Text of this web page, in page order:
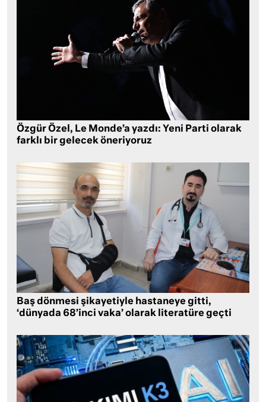
Özgür Özel, Le Monde’a yazdı: Yeni Parti olarak
farklı bir gelecek öneriyoruz
Baş dönmesi şikayetiyle hastaneye gitti,
‘dünyada 68’inci vaka’ olarak literatüre geçti